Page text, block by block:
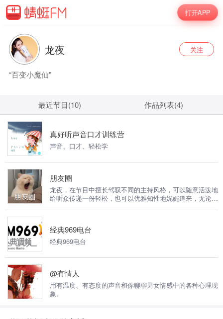
打开APP
龙夜 关注
“百变小魔仙”
最近节目(10) 作品列表(4)
真好听声音口才训练营
声音、口才、轻松学
朋友圈
龙夜，在节目中擅长驾驭不同的主持风格，可以随意活泼地
给听众传递一份轻松，也可以优雅知性地娓娓道来，无论男
松有趣的朋友圈整理播出，把时下最火的微信朋友圈以线性
节目方式表现，丰富素材的利用，给听众以听觉的愉悦。
经典969电台
经典969电台
@有情人
用有温度、有态度的声音和你聊聊男女情感中的各种心理现
象。